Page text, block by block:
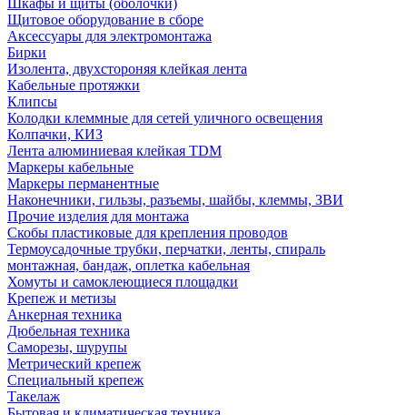
Шкафы и щиты (оболочки)
Щитовое оборудование в сборе
Аксессуары для электромонтажа
Бирки
Изолента, двухстороняя клейкая лента
Кабельные протяжки
Клипсы
Колодки клеммные для сетей уличного освещения
Колпачки, КИЗ
Лента алюминиевая клейкая TDM
Маркеры кабельные
Маркеры перманентные
Наконечники, гильзы, разъемы, шайбы, клеммы, ЗВИ
Прочие изделия для монтажа
Скобы пластиковые для крепления проводов
Термоусадочные трубки, перчатки, ленты, спираль
монтажная, бандаж, оплетка кабельная
Хомуты и самоклеющиеся площадки
Крепеж и метизы
Анкерная техника
Дюбельная техника
Саморезы, шурупы
Метрический крепеж
Специальный крепеж
Такелаж